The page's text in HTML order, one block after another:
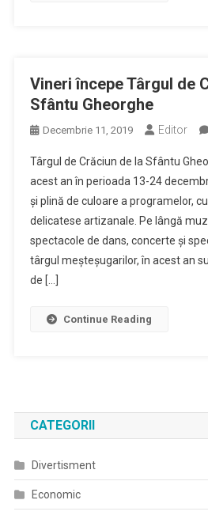
Vineri începe Târgul de
Sfântu Gheorghe
Decembrie 11, 2019 Editor
Târgul de Crăciun de la Sfântu
acest an în perioada 13-24
și plină de culoare a programelor,
delicatese artizanale. Pe lângă
spectacole de dans, concerte şi
târgul meşteşugarilor, în acest an
de […]
Continue Reading
CATEGORII
Divertisment
Economic